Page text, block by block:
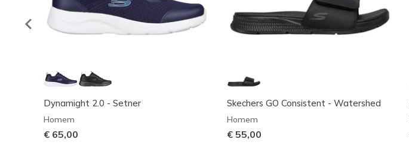
Dynamight 2.0 - Setner
Homem
€ 65,00
Skechers GO Consistent - Watershed
Homem
€ 55,00